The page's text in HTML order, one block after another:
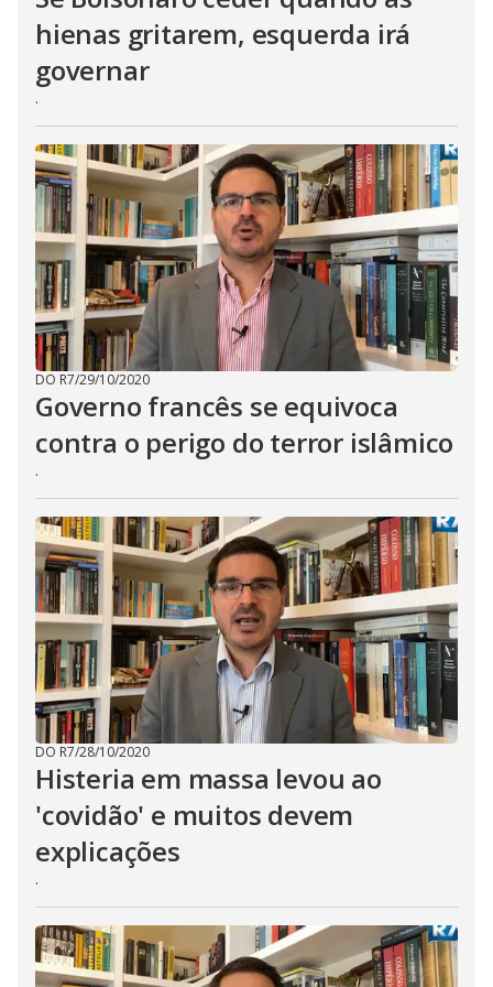
hienas gritarem, esquerda irá
governar
.
DO R7/29/10/2020
Governo francês se equivoca
contra o perigo do terror islâmico
.
DO R7/28/10/2020
Histeria em massa levou ao
'covidão' e muitos devem
explicações
.